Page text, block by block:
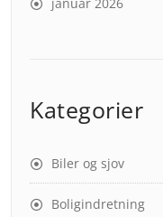
Kategorier
Biler og sjov
Boligindretning